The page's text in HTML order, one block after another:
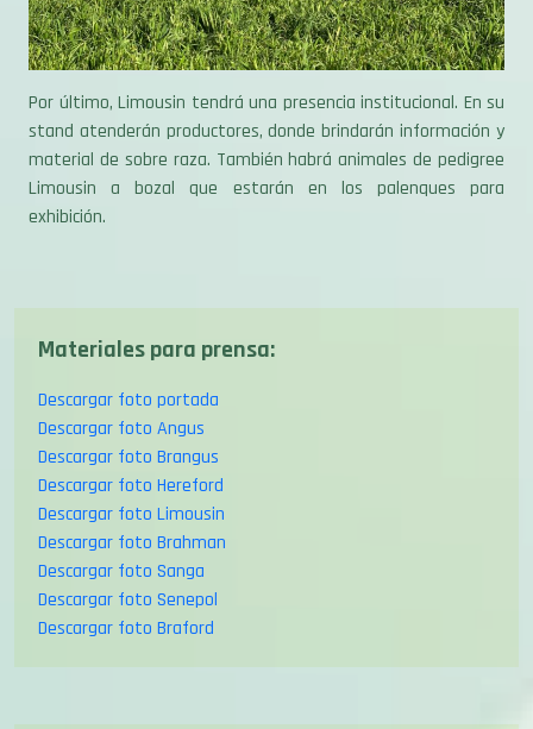
Por último, Limousin tendrá una presencia institucional. En su
stand atenderán productores, donde brindarán información y
material de sobre raza. También habrá animales de pedigree
Limousin a bozal que estarán en los palenques para
exhibición.
Descargar foto portada
Descargar foto Angus
Descargar foto Brangus
Descargar foto Hereford
Descargar foto Limousin
Descargar foto Brahman
Descargar foto Sanga
Descargar foto Senepol
Descargar foto Braford